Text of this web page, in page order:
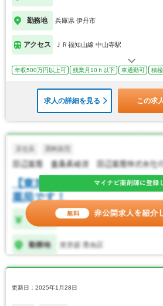
勤務地 兵庫県 伊丹市
アクセス ＪＲ福知山線 中山寺駅
年収500万円以上可 残業月10ｈ以下 車通勤可 積
求人の詳細を見る この求
更新日：2025年1月28日